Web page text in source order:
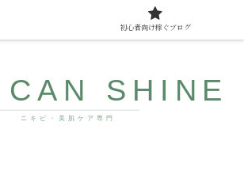
初心者向け稼ぐブログ